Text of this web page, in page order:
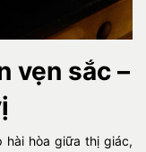
vẹn sắc –
hài hòa giữa thị giác,